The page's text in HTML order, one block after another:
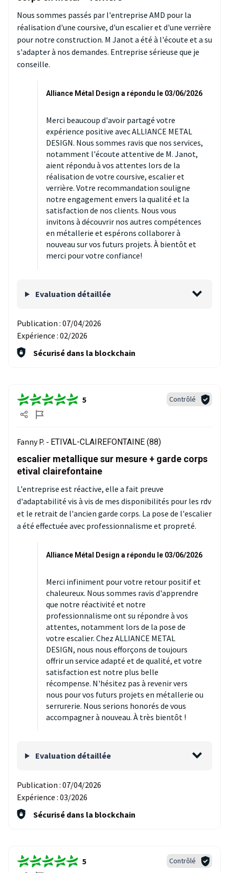
Nous sommes passés par l'entreprise AMD pour la
réalisation d'une coursive, d'un escalier et d'une verrière
pour notre construction. M Janot a été à l'écoute et a su
s'adapter à nos demandes. Entreprise sérieuse que je
conseille.
Alliance Métal Design a répondu le 03/06/2026
Merci beaucoup d'avoir partagé votre
expérience positive avec ALLIANCE METAL
DESIGN. Nous sommes ravis que nos services,
notamment l'écoute attentive de M. Janot,
aient répondu à vos attentes lors de la
réalisation de votre coursive, escalier et
verrière. Votre recommandation souligne
notre engagement envers la qualité et la
satisfaction de nos clients. Nous vous
invitons à découvrir nos autres compétences
en métallerie et espérons collaborer à
nouveau sur vos futurs projets. À bientôt et
merci pour votre confiance!
Evaluation détaillée
Publication : 07/04/2026
Expérience : 02/2026
Sécurisé dans la blockchain
5 Contrôlé
Fanny P. - ETIVAL-CLAIREFONTAINE (88)
escalier metallique sur mesure + garde corps
etival clairefontaine
L'entreprise est réactive, elle a fait preuve
d'adaptabilité vis à vis de mes disponibilités pour les rdv
et le retrait de l'ancien garde corps. La pose de l'escalier
a été effectuée avec professionnalisme et propreté.
Alliance Métal Design a répondu le 03/06/2026
Merci infiniment pour votre retour positif et
chaleureux. Nous sommes ravis d'apprendre
que notre réactivité et notre
professionnalisme ont su répondre à vos
attentes, notamment lors de la pose de
votre escalier. Chez ALLIANCE METAL
DESIGN, nous nous efforçons de toujours
offrir un service adapté et de qualité, et votre
satisfaction est notre plus belle
récompense. N'hésitez pas à revenir vers
nous pour vos futurs projets en métallerie ou
serrurerie. Nous serions honorés de vous
accompagner à nouveau. À très bientôt !
Evaluation détaillée
Publication : 07/04/2026
Expérience : 03/2026
Sécurisé dans la blockchain
5 Contrôlé